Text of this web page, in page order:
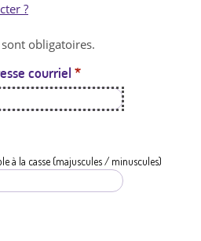
?
sont obligatoires.
courriel *
à la casse (majuscules / minuscules)